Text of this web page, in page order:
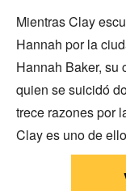
Mientras Clay
Hannah por la
Hannah Baker, su
quien se suicidó
trece razones por
Clay es uno de